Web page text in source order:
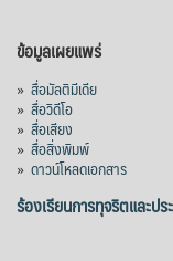
ข้อมูลเผยแพร่
» สื่อมัลติมีเดีย
» สื่อวิดีโอ
» สื่อเสียง
» สื่อสิ่งพิมพ์
» ดาวน์โหลดเอกสาร
ร้องเรียนการทุจริตและป